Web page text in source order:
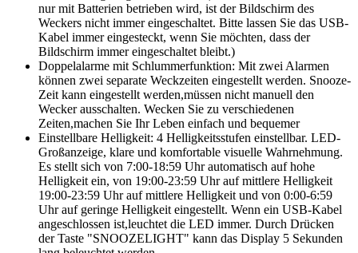
nur mit Batterien betrieben wird, ist der Bildschirm des
Weckers nicht immer eingeschaltet. Bitte lassen Sie das USB-
Kabel immer eingesteckt, wenn Sie möchten, dass der
Bildschirm immer eingeschaltet bleibt.)
Doppelalarme mit Schlummerfunktion: Mit zwei Alarmen
können zwei separate Weckzeiten eingestellt werden. Snooze-
Zeit kann eingestellt werden,müssen nicht manuell den
Wecker ausschalten. Wecken Sie zu verschiedenen
Zeiten,machen Sie Ihr Leben einfach und bequemer
Einstellbare Helligkeit: 4 Helligkeitsstufen einstellbar. LED-
Großanzeige, klare und komfortable visuelle Wahrnehmung.
Es stellt sich von 7:00-18:59 Uhr automatisch auf hohe
Helligkeit ein, von 19:00-23:59 Uhr auf mittlere Helligkeit
19:00-23:59 Uhr auf mittlere Helligkeit und von 0:00-6:59
Uhr auf geringe Helligkeit eingestellt. Wenn ein USB-Kabel
angeschlossen ist,leuchtet die LED immer. Durch Drücken
der Taste "SNOOZELIGHT" kann das Display 5 Sekunden